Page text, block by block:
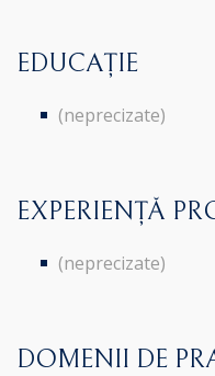
EDUCAȚIE
(neprecizate)
EXPERIENȚĂ
(neprecizate)
DOMENII DE